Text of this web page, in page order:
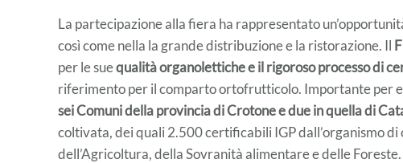
La partecipazione alla fiera ha rappresentato
così come nella la grande distribuzione e la ristorazione. Il
per le suequalità organolettiche e il rigoroso processo di
riferimento per il comparto ortofrutticolo. Importante per
sei Comuni della provincia di Crotone e due in quella di
coltivata, dei quali 2.500 certificabili IGP dall’organismo
dell’Agricoltura, della Sovranità alimentare e delle Foreste.